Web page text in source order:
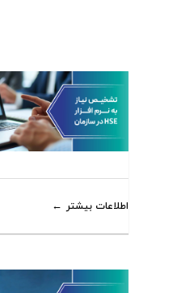
اطلاعات بیشتر